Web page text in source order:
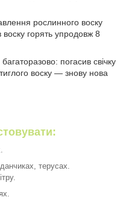
рослинного воску
горять упродовж 8
погасив свічку
воску — знову нова
терусах.